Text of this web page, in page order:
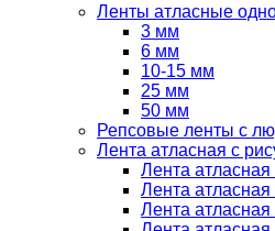
Ленты атласные
3 мм
6 мм
10-15 мм
25 мм
50 мм
Репсовые ленты с
Лента атласная с
Лента атласная
Лента
Лента